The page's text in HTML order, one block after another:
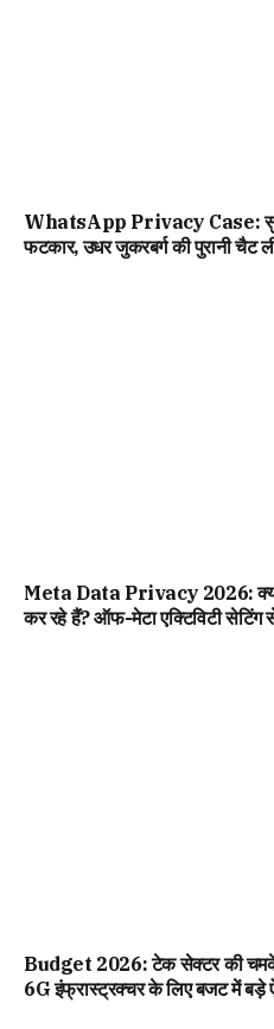
WhatsApp Privacy Case:
फटकार, उधर जुकरबर्ग की पुरानी चैट
Meta Data Privacy 2026:
कर रहे हैं? ऑफ-मेटा एक्टिविटी सेटिंग
Budget 2026: टेक सेक्टर की
6G इंफ्रास्ट्रक्चर के लिए बजट में बड़े